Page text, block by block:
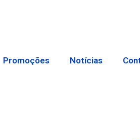
Promoções Notícias